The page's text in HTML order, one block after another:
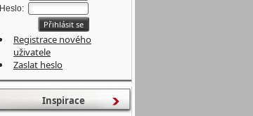
Heslo:
Registrace nového
uživatele
Zaslat heslo
Inspirace